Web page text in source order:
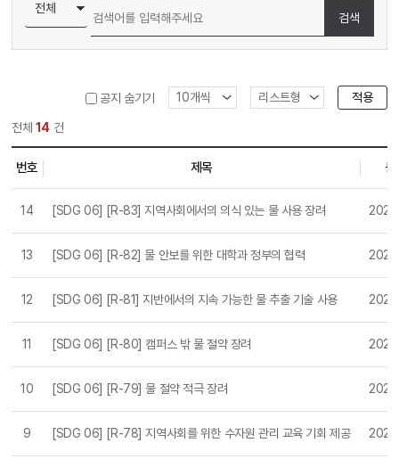
검색
공지 숨기기 적용
전체 14 건
AND SANITATION - 2023 목록
번호 제목
14 [SDG 06] [R-83] 지역사회에서의 의식 있는 물 사용 장려
13 [SDG 06] [R-82] 물 안보를 위한 대학과 정부의 협력
12 [SDG 06] [R-81] 지반에서의 지속 가능한 물 추출 기술 사용
11 [SDG 06] [R-80] 캠퍼스 밖 물 절약 장려
10 [SDG 06] [R-79] 물 절약 적극 장려
9 [SDG 06] [R-78] 지역사회를 위한 수자원 관리 교육 기회 제공